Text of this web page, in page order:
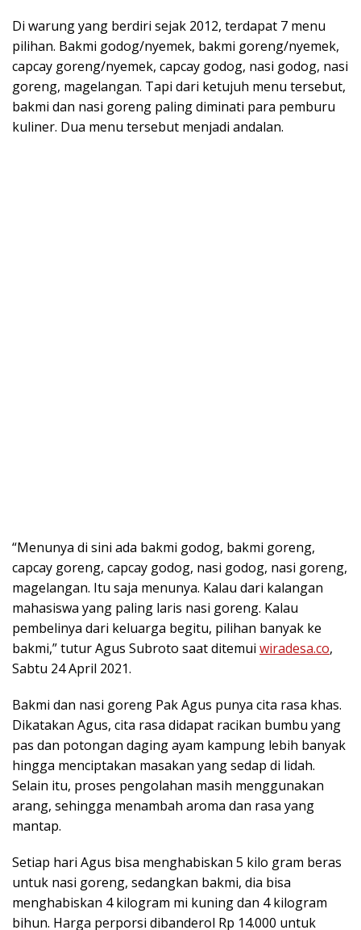
Di warung yang berdiri sejak 2012, terdapat 7 menu
pilihan. Bakmi godog/nyemek, bakmi goreng/nyemek,
capcay goreng/nyemek, capcay godog, nasi godog, nasi
goreng, magelangan. Tapi dari ketujuh menu tersebut,
bakmi dan nasi goreng paling diminati para pemburu
kuliner. Dua menu tersebut menjadi andalan.
“Menunya di sini ada bakmi godog, bakmi goreng,
capcay goreng, capcay godog, nasi godog, nasi goreng,
magelangan. Itu saja menunya. Kalau dari kalangan
mahasiswa yang paling laris nasi goreng. Kalau
pembelinya dari keluarga begitu, pilihan banyak ke
bakmi,” tutur Agus Subroto saat ditemui wiradesa.co,
Sabtu 24 April 2021.
Bakmi dan nasi goreng Pak Agus punya cita rasa khas.
Dikatakan Agus, cita rasa didapat racikan bumbu yang
pas dan potongan daging ayam kampung lebih banyak
hingga menciptakan masakan yang sedap di lidah.
Selain itu, proses pengolahan masih menggunakan
arang, sehingga menambah aroma dan rasa yang
mantap.
Setiap hari Agus bisa menghabiskan 5 kilo gram beras
untuk nasi goreng, sedangkan bakmi, dia bisa
menghabiskan 4 kilogram mi kuning dan 4 kilogram
bihun. Harga perporsi dibanderol Rp 14.000 untuk